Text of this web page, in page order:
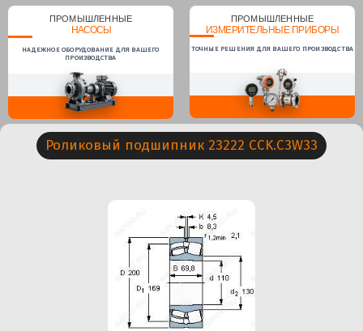
ПРОМЫШЛЕННЫЕ
НАСОСЫ
НАДЕЖНОЕ ОБОРУДОВАНИЕ ДЛЯ ВАШЕГО
ПРОИЗВОДСТВА
ПРОМЫШЛЕННЫЕ
ИЗМЕРИТЕЛЬНЫЕ ПРИБОРЫ
ТОЧНЫЕ РЕШЕНИЯ ДЛЯ ВАШЕГО ПРОИЗВОДСТВА
Роликовый подшипник 23222 CCK.C3W33